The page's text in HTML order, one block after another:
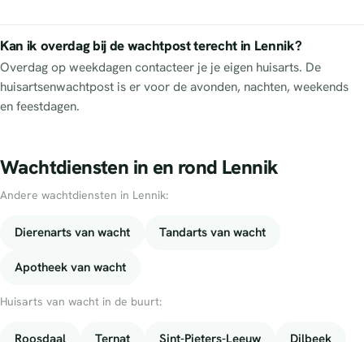
Kan ik overdag bij de wachtpost terecht in Lennik?
Overdag op weekdagen contacteer je je eigen huisarts. De
huisartsenwachtpost is er voor de avonden, nachten, weekends
en feestdagen.
Wachtdiensten in en rond Lennik
Andere wachtdiensten in Lennik:
Dierenarts van wacht Tandarts van wacht
Apotheek van wacht
Huisarts van wacht in de buurt:
Roosdaal Ternat Sint-Pieters-Leeuw Dilbeek